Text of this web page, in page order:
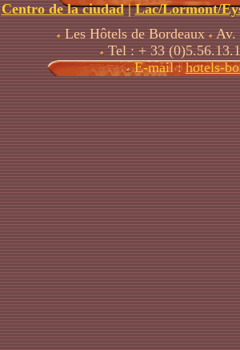
Centro de la ciudad|Lac/Lormont/
Les Hôtels de Bordeaux Av.
Tel : + 33
E-mail :hotels-